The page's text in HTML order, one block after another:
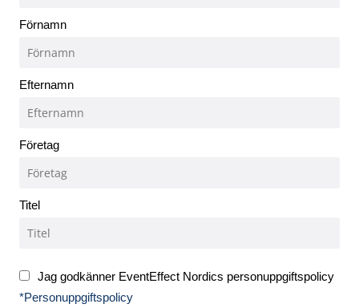
Förnamn
Efternamn
Företag
Titel
Jag godkänner EventEffect Nordics personuppgiftspolicy
*Personuppgiftspolicy